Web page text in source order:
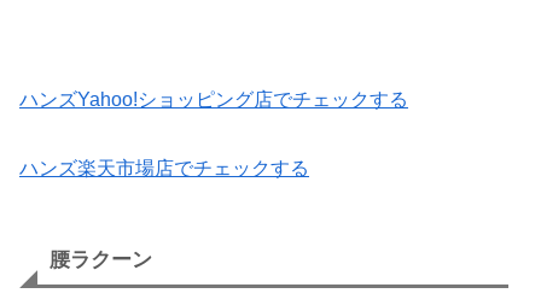
ハンズYahoo!ショッピング店でチェックする
ハンズ楽天市場店でチェックする
腰ラクーン